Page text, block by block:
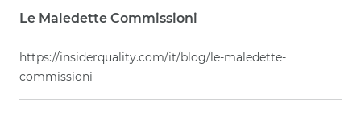
Le Maledette Commissioni
https://insiderquality.com/it/blog/le-maledette-
commissioni